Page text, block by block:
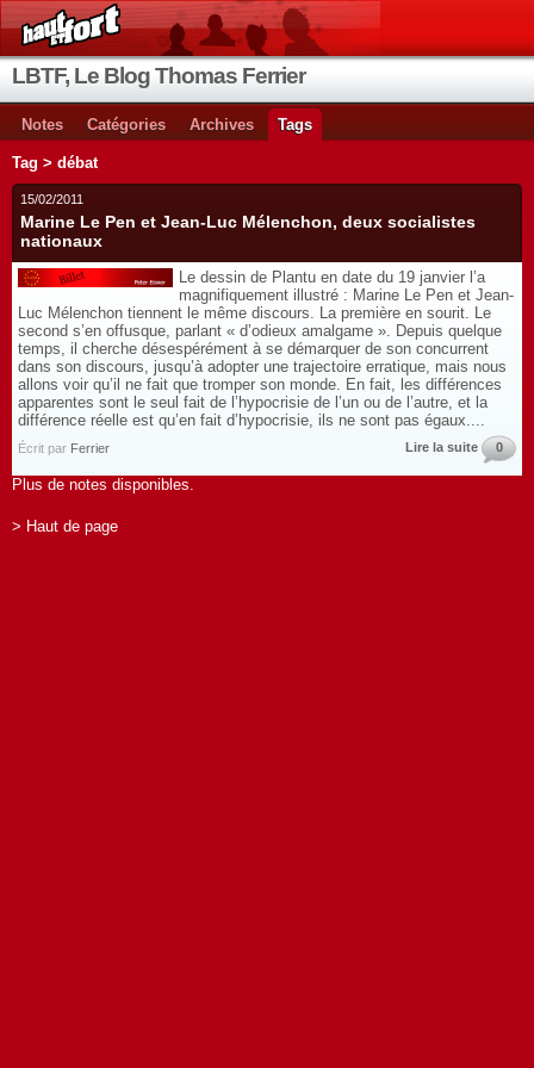
LBTF, Le Blog Thomas Ferrier
Notes Catégories Archives Tags
Tag > débat
15/02/2011
Marine Le Pen et Jean-Luc Mélenchon, deux socialistes
nationaux
Le dessin de Plantu en date du 19 janvier l’a
magnifiquement illustré : Marine Le Pen et Jean-
Luc Mélenchon tiennent le même discours. La première en sourit. Le
second s’en offusque, parlant « d’odieux amalgame ». Depuis quelque
temps, il cherche désespérément à se démarquer de son concurrent
dans son discours, jusqu’à adopter une trajectoire erratique, mais nous
allons voir qu’il ne fait que tromper son monde. En fait, les différences
apparentes sont le seul fait de l’hypocrisie de l’un ou de l’autre, et la
différence réelle est qu’en fait d’hypocrisie, ils ne sont pas égaux....
Écrit par Ferrier Lire la suite 0
Plus de notes disponibles.
> Haut de page